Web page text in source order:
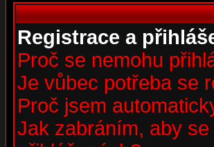
Registrace a
Proč se nemohu
Je vůbec potřeba se
Proč jsem
Jak zabráním, aby